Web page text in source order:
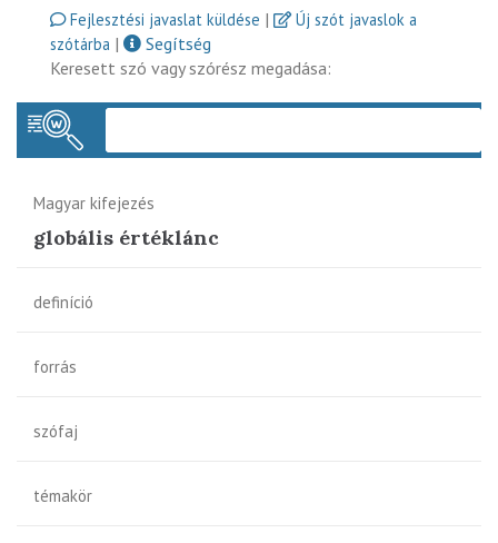
Fejlesztési javaslat küldése |
Új szót javaslok a
szótárba |
Segítség
Keresett szó vagy szórész megadása:
Magyar kifejezés
globális értéklánc
definíció
forrás
szófaj
témakör